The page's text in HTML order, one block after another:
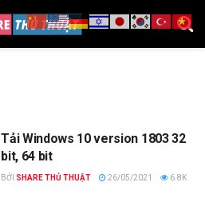
Tải Windows 10 version 1803 32
bit, 64 bit
BỞI SHARE THỦ THUẬT 26/05/2021 6.8K